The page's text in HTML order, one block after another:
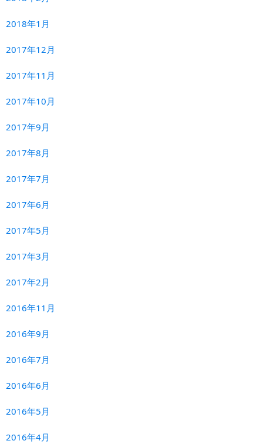
2018年1月
2017年12月
2017年11月
2017年10月
2017年9月
2017年8月
2017年7月
2017年6月
2017年5月
2017年3月
2017年2月
2016年11月
2016年9月
2016年7月
2016年6月
2016年5月
2016年4月